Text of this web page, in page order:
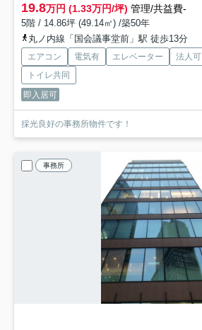
19.8万円 (1.33万円/坪) 管理/共益費-
5階 / 14.86坪 (49.14㎡) /築50年
丸ノ内線「国会議事堂前」駅 徒歩13分
エアコン 電気有 エレベーター 法人可
トイレ共同
即入居可
採光良好の事務所物件です！
事務所